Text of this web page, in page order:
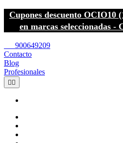
Cupones descuento OCIO10
en marcas seleccionadas -
900649209
Contacto
Blog
Profesionales
 